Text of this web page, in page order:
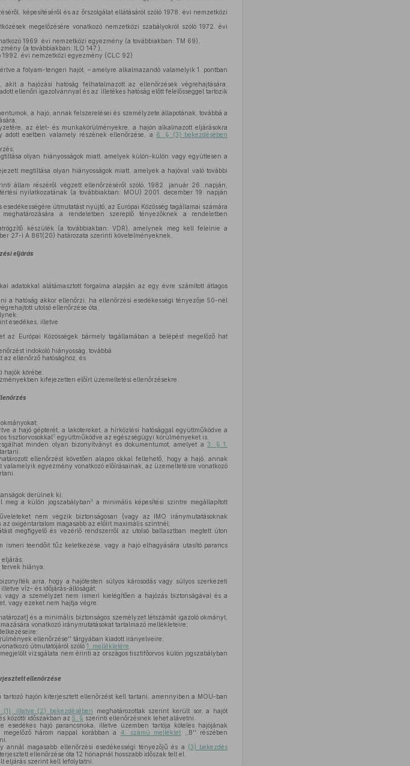
képesítéséről és az őrszolgálat ellátásáról szóló 1978. évi nemzetközi
megelőzésére vonatkozó nemzetközi szabályokról szóló 1972. évi
1969. évi nemzetközi egyezmény (a továbbiakban: TM 69),
(a továbbiakban: ILO 147.),
1992. évi nemzetközi egyezmény (CLC 92)
a folyam-tengeri hajót, – amelyre alkalmazandó valamelyik 1. pontban
a hajózási hatóság felhatalmazott az ellenőrzések végrehajtására,
ellenőri igazolvánnyal és az illetékes hatóság előtt felelősséggel tartozik
a hajó, annak felszerelései és személyzete állapotának, továbbá a
az élet- és munkakörülményekre, a hajón alkalmazott eljárásokra
esetben valamely részének ellenőrzése, a 6. § (3) bekezdésében
olyan hiányosságok miatt, amelyek külön-külön vagy együttesen a
megtiltása olyan hiányosságok miatt, amelyek a hajóval való további
állam részéről végzett ellenőrzéséről szóló, 1982. január 26. napján,
nyilatkozatának (a továbbiakban: MOU) 2001. december 19. napján
útmutatást nyújtó, az Európai Közösség tagállamai számára
a rendeletben szereplő tényezőknek a rendeletben
készülék (a továbbiakban: VDR), amelynek meg kell felelnie a
27-i A.861(20) határozata szerinti követelményeknek.
eljárás
adatokkal alátámasztott forgalma alapján az egy évre számított átlagos
a hatóság akkor ellenőrzi, ha ellenőrzési esedékességi tényezője 50-nél
utolsó ellenőrzése óta.
esedékes, illetve
Európai Közösségek bármely tagállamában a belépést megelőző hat
indokoló hiányosság, továbbá
az ellenőrző hatósághoz, és
hajók körébe.
kifejezetten előírt üzemeltetési ellenőrzésekre.
a hajó gépterét, a lakótereket, a hírközlési hatósággal együttműködve a
tisztiorvosokkal5együttműködve az egészségügyi körülményeket is.
minden olyan bizonyítványt és dokumentumot, amelyet a3. § 1.
ellenőrzést követően alapos okkal feltehető, hogy a hajó, annak
valamelyik egyezmény vonatkozó előírásainak, az üzemeltetésre vonatkozó
derülnek ki;
meg a külön jogszabályban6a minimális képesítési szintre megállapított
nem végzik biztonságosan (vagy az IMO iránymutatásoknak
oxigéntartalom magasabb az előírt maximális szintnél;
megfigyelő és vezérlő rendszerről az utolsó ballasztban megtett úton
teendőit tűz keletkezése, vagy a hajó elhagyására utasító parancs
eljárás;
tervek hiánya;
arra, hogy a hajótesten súlyos károsodás vagy súlyos szerkezeti
víz- és időjárás-állóságát;
a személyzet nem ismeri kielégítően a hajózás biztonságával és a
vagy ezeket nem hajtja végre.
és a minimális biztonságos személyzet létszámát igazoló okmányt,
vonatkozó iránymutatásokat tartalmazó mellékleteire;
ellenőrzése'' tárgyában kiadott irányelveire;
útmutatójáról szóló 1. mellékletére
megjelölt vizsgálata nem érinti az országos tisztifőorvos külön jogszabályban
ellenőrzése
tartozó hajón kiterjesztett ellenőrzést kell tartani, amennyiben a MOU-ban
illetve (2) bekezdésében meghatározottak szerint került sor, a hajót
közötti időszakban az 5. § szerinti ellenőrzésnek lehet alávetni.
esedékes hajó parancsnoka, illetve üzemben tartója köteles hajójának
három nappal korábban a 4. számú melléklet ,,B'' részében
magasabb ellenőrzési esedékességi tényezőjű és a (3) bekezdés
ellenőrzése óta 12 hónapnál hosszabb időszak telt el.
eljárás szerint kell lefolytatni.